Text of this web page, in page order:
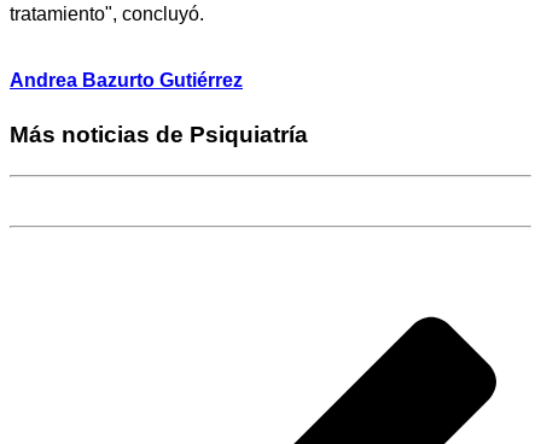
tratamiento", concluyó.
Andrea Bazurto Gutiérrez
Más noticias de Psiquiatría